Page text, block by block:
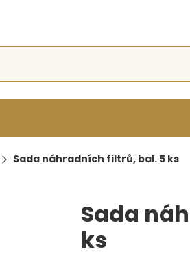
Sada náhradních filtrů, bal. 5 ks
Sada
ks